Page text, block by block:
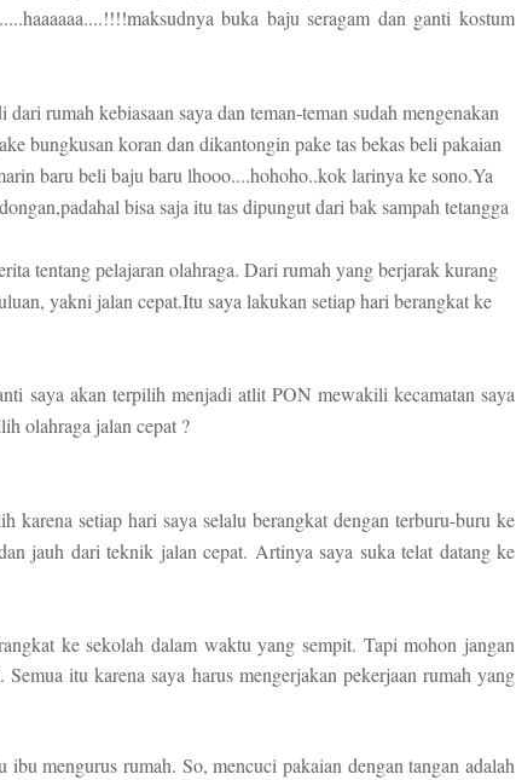
buka baju seragam dan ganti kostum
rumah kebiasaan saya dan teman-teman sudah mengenakan
bungkusan koran dan dikantongin pake tas bekas beli pakaian
baru beli baju baru lhooo....hohoho..kok larinya ke sono.Ya
bisa saja itu tas dipungut dari bak sampah tetangga
tentang pelajaran olahraga. Dari rumah yang berjarak kurang
yakni jalan cepat.Itu saya lakukan setiap hari berangkat ke
saya akan terpilih menjadi atlit PON mewakili kecamatan saya
olahraga jalan cepat ?
karena setiap hari saya selalu berangkat dengan terburu-buru ke
jauh dari teknik jalan cepat. Artinya saya suka telat datang ke
ke sekolah dalam waktu yang sempit. Tapi mohon jangan
itu karena saya harus mengerjakan pekerjaan rumah yang
mengurus rumah. So, mencuci pakaian dengan tangan adalah